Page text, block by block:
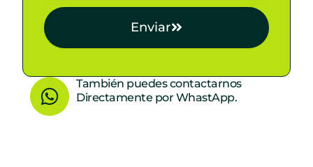
Enviar
W
h
También puedes contactarnos
Directamente por WhastApp.